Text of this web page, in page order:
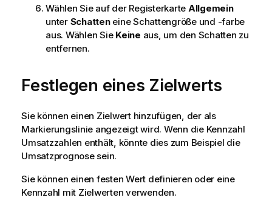
Wählen Sie auf der Registerkarte Allgemein
unter Schatteneine Schattengröße und -farbe
aus. Wählen Sie Keine aus, um den Schatten zu
entfernen.
Festlegen eines Zielwerts
Sie können einen Zielwert hinzufügen, der als
Markierungslinie angezeigt wird. Wenn die Kennzahl
Umsatzzahlen enthält, könnte dies zum Beispiel die
Umsatzprognose sein.
Sie können einen festen Wert definieren oder eine
Kennzahl mit Zielwerten verwenden.